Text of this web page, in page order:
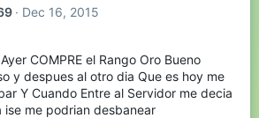
Dec 16, 2015
COMPRE el Rango Oro Bueno
y despues al otro dia Que es hoy me
Y Cuando Entre al Servidor me decia
ise me podrian desbanear